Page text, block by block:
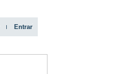
Entrar